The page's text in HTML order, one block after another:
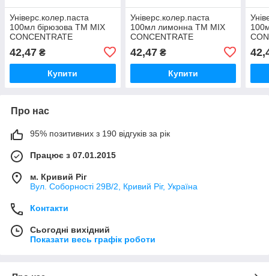
Універс.колер.паста
100мл бірюзова ТМ MIX
CONCENTRATE
42,47 ₴
Купити
Універс.колер.паста
100мл лимонна ТМ MIX
CONCENTRATE
42,47₴
Купити
Про нас
95% позитивних з 190 відгуків за рік
Працює з 07.01.2015
м. Кривий Ріг
Вул. Соборності 29В/2, Кривий Ріг, Україна
Контакти
Сьогодні вихідний
Показати весь графік роботи